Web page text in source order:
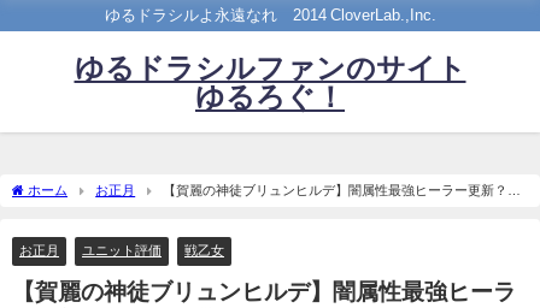
ゆるドラシルよ永遠なれ©2014 CloverLab.,Inc.
ゆるドラシルファンのサイト
ゆるろぐ！
ホーム お正月
【賀麗の神徒ブリュンヒルデ】闇属性最強ヒーラー更新？超
お正月 ユニット評価 戦乙女
【賀麗の神徒ブリュンヒルデ】闇属性最強ヒーラ